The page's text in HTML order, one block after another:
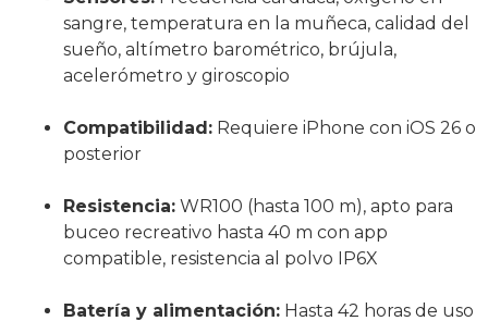
sangre, temperatura en la muñeca, calidad del
sueño, altímetro barométrico, brújula,
acelerómetro y giroscopio
Compatibilidad: Requiere iPhone con iOS 26 o
posterior
Resistencia: WR100 (hasta 100 m), apto para
buceo recreativo hasta 40 m con app
compatible, resistencia al polvo IP6X
Batería y alimentación: Hasta 42 horas de uso